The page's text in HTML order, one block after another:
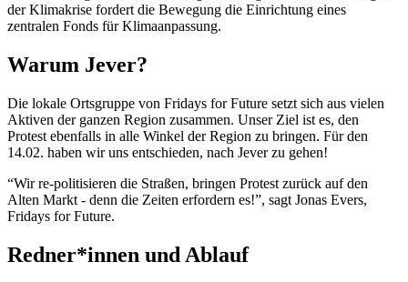
der Klimakrise fordert die Bewegung die Einrichtung eines
zentralen Fonds für Klimaanpassung.
Warum Jever?
Die lokale Ortsgruppe von Fridays for Future setzt sich aus vielen
Aktiven der ganzen Region zusammen. Unser Ziel ist es, den
Protest ebenfalls in alle Winkel der Region zu bringen. Für den
14.02. haben wir uns entschieden, nach Jever zu gehen!
“Wir re-politisieren die Straßen, bringen Protest zurück auf den
Alten Markt - denn die Zeiten erfordern es!”, sagt Jonas Evers,
Fridays for Future.
Redner*innen und Ablauf